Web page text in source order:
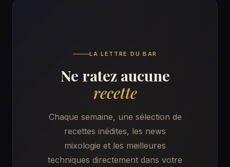
LA LETTRE DU BAR
Ne ratez aucune
recette
Chaque semaine, une sélection de
recettes inédites, les news
mixologie et les meilleures
techniques directement dans votre